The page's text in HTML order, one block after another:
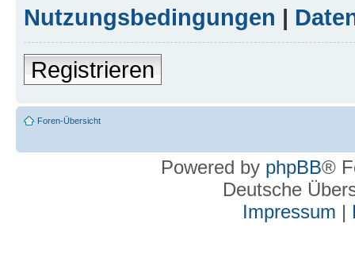
Nutzungsbedingungen |
Registrieren
Foren-Übersicht
Powered by phpBB®
Deutsche
Impressum |